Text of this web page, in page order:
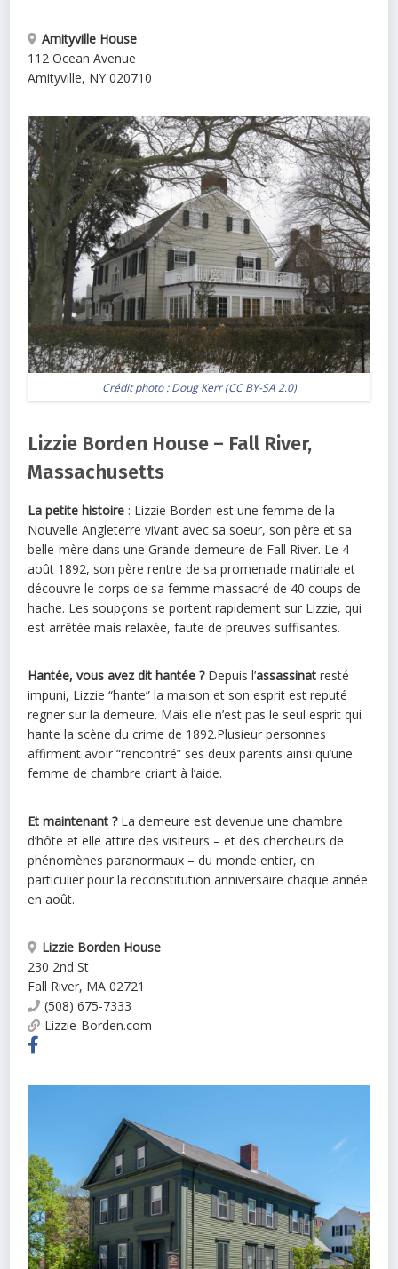
Amityville House
112 Ocean Avenue
Amityville, NY 020710
Crédit photo :Doug Kerr(CC BY-SA 2.0)
Lizzie Borden House – Fall River,
Massachusetts
La petite histoire : Lizzie Borden est une femme de la
Nouvelle Angleterre vivant avec sa soeur, son père et sa
belle-mère dans une Grande demeure de Fall River. Le 4
août 1892, son père rentre de sa promenade matinale et
découvre le corps de sa femme massacré de 40 coups de
hache. Les soupçons se portent rapidement sur Lizzie, qui
est arrêtée mais relaxée, faute de preuves suffisantes.
Hantée, vous avez dithantée ?Depuis l’assassinat resté
impuni, Lizzie “hante” lamaison et son esprit est reputé
regner sur la demeure. Mais elle n’est pas le seul esprit qui
hante la scène du crime de 1892.Plusieur personnes
affirment avoir “rencontré” ses deux parents ainsi qu’une
femme de chambre criant à l’aide.
Et maintenant ?La demeure est devenue une chambre
d’hôte et elle attire des visiteurs – et des chercheurs de
phénomènes paranormaux – du monde entier, en
particulier pour la reconstitution anniversaire chaque année
en août.
Lizzie Borden House
230 2nd St
Fall River, MA 02721
(508) 675-7333
Lizzie-Borden.com